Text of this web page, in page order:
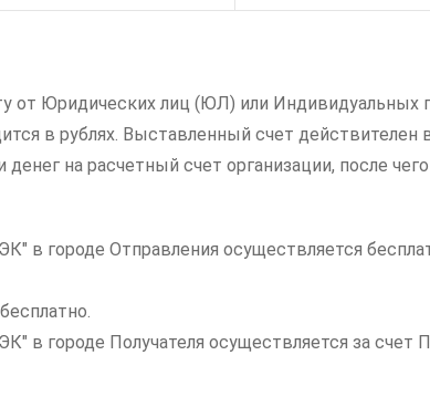
от Юридических лиц (ЮЛ) или Индивидуальных
в рублях. Выставленный счет
на расчетный счет организации, после
в городе Отправления осуществляется
в городе Получателя осуществляется за